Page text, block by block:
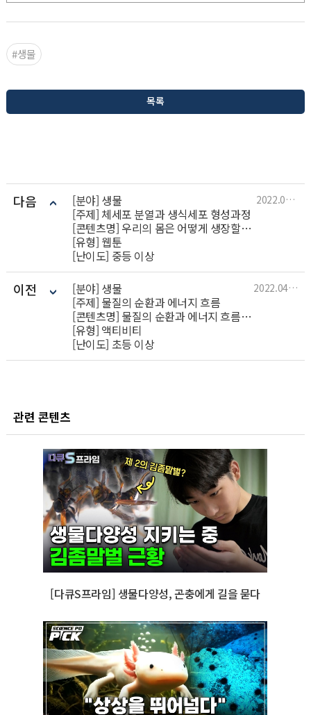
#생물
목록
다음
[분야] 생물
[주제] 체세포 분열과 생식세포 형성과정
[콘텐츠명] 우리의 몸은 어떻게 생장할까?(전개)
[유형] 웹툰
[난이도] 중등 이상
2022.04.05
이전
[분야] 생물
[주제] 물질의 순환과 에너지 흐름
[콘텐츠명] 물질의 순환과 에너지 흐름(도입)
[유형] 액티비티
[난이도] 초등 이상
2022.04.05
관련 콘텐츠
[다큐S프라임] 생물다양성, 곤충에게 길을 묻다